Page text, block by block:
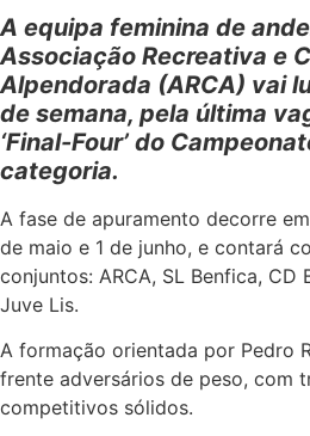
A equipa feminina de
Associação Recreativa e
Alpendorada (ARCA) vai
de semana, pela última
‘Final-Four’ do
categoria.
A fase de apuramento decorre
de maio e 1 de junho, e contará
conjuntos: ARCA, SL Benfica, CD
Juve Lis.
A formação orientada por Pedro
frente adversários de peso, com
competitivos sólidos.